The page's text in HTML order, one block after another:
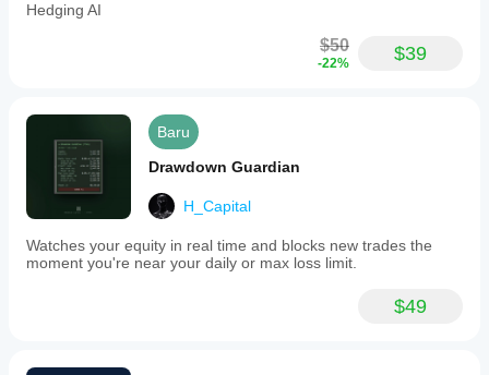
Hedging AI
$50
-22% $39
Baru
Drawdown Guardian
H_Capital
Watches your equity in real time and blocks new trades the
moment you're near your daily or max loss limit.
$49